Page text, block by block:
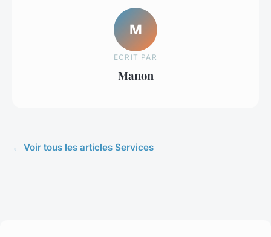
M
ECRIT PAR
Manon
← Voir tous les articles Services